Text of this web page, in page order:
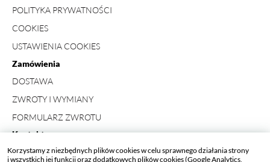
Korzystamy z niezbędnych plików cookies w celu sprawnego działania strony
i wszystkich jej funkcji oraz dodatkowych plików cookies (Google Analytics,
POLITYKA PRYWATNOŚCI
COOKIES
USTAWIENIA COOKIES
Zamówienia
DOSTAWA
ZWROTY I WYMIANY
FORMULARZ ZWROTU
Kontakt
+ 48 734 423 498